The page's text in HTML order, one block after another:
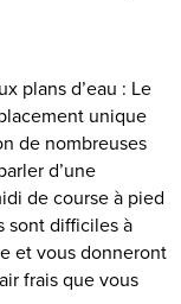
plans d’eau : Le
unique
de nombreuses
d’une
de course à pied
sont difficiles à
et vous donneront
frais que vous